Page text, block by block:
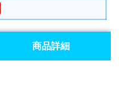
商品詳細